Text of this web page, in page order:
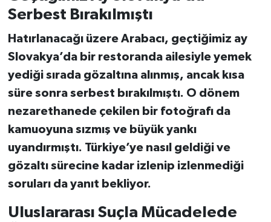
Serbest Bırakılmıştı
Hatırlanacağı üzere Arabacı, geçtiğimiz ay
Slovakya’da bir restoranda ailesiyle yemek
yediği sıradagözaltına alınmış, ancak kısa
süre sonra serbest bırakılmıştı. O dönem
nezarethanede çekilen bir fotoğrafı da
kamuoyuna sızmış ve büyük yankı
uyandırmıştı. Türkiye’ye nasıl geldiği ve
gözaltı sürecine kadar izlenip izlenmediği
soruları da yanıt bekliyor.
Uluslararası Suçla Mücadelede